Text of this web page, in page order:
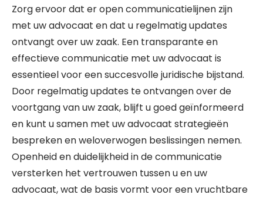
Zorg ervoor dat er open communicatielijnen zijn
met uw advocaat en dat u regelmatig updates
ontvangt over uw zaak. Een transparante en
effectieve communicatie met uw advocaat is
essentieel voor een succesvolle juridische bijstand.
Door regelmatig updates te ontvangen over de
voortgang van uw zaak, blijft u goed geïnformeerd
en kunt u samen met uw advocaat strategieën
bespreken en weloverwogen beslissingen nemen.
Openheid en duidelijkheid in de communicatie
versterken het vertrouwen tussen u en uw
advocaat, wat de basis vormt voor een vruchtbare